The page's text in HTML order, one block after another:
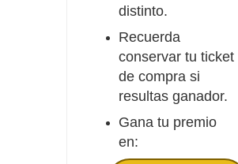
distinto.
Recuerda
conservar tu ticket
de compra si
resultas ganador.
Gana tu premio
en: